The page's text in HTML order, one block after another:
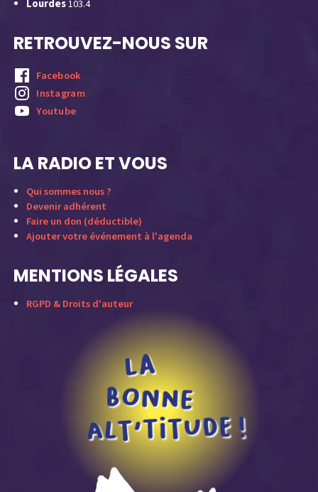
Lourdes103.4
RETROUVEZ-NOUS SUR
Facebook
Instagram
Youtube
LA RADIO ET VOUS
Qui sommes nous ?
Devenir adhérent
Faire un don (déductible)
Ajouter votre événement à l'agenda
MENTIONS LÉGALES
RGPD & Droits d'auteur